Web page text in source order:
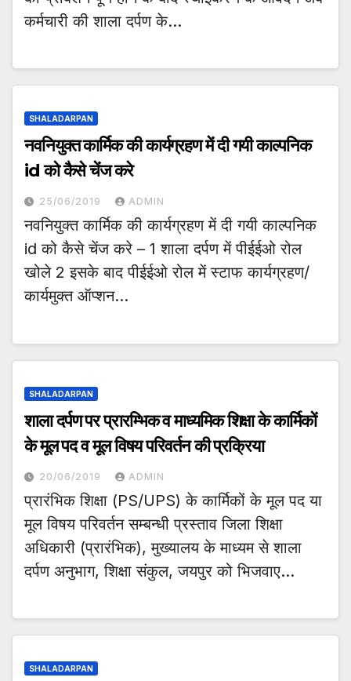
कर्मचारी की शाला दर्पण के…
SHALADARPAN
नवनियुक्त कार्मिक की कार्यग्रहण में दी गयी काल्पनिक
id को कैसे चेंज करे
25/06/2019 ADMIN
नवनियुक्त कार्मिक की कार्यग्रहण में दी गयी काल्पनिक
id को कैसे चेंज करे – 1 शाला दर्पण में पीईईओ रोल
खोले 2 इसके बाद पीईईओ रोल में स्टाफ कार्यग्रहण/
कार्यमुक्त ऑप्शन…
SHALADARPAN
शाला दर्पण पर प्रारम्भिक व माध्यमिक शिक्षा के कार्मिकों
के मूल पद व मूल विषय परिवर्तन की प्रक्रिया
20/06/2019 ADMIN
प्रारंभिक शिक्षा (PS/UPS) के कार्मिकों के मूल पद या
मूल विषय परिवर्तन सम्बन्धी प्रस्ताव जिला शिक्षा
अधिकारी (प्रारंभिक), मुख्यालय के माध्यम से शाला
दर्पण अनुभाग, शिक्षा संकुल, जयपुर को भिजवाए…
SHALADARPAN